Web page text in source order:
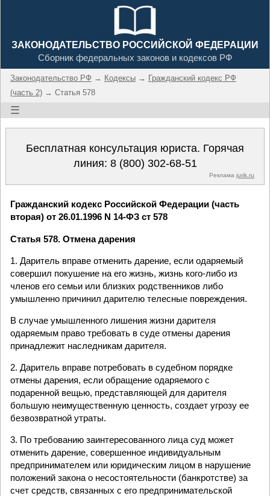
ЗАКОНОДАТЕЛЬСТВО РОССИЙСКОЙ ФЕДЕРАЦИИ
Сборник федеральных законов и кодексов РФ
Законодательство РФ → Кодексы → Гражданский кодекс РФ
(часть 2) → Статья 578
☰
Бесплатная консультация юриста. Горячая
линия: 8 (800) 302-68-51
Реклама jurik.ru
Гражданский кодекс Российской Федерации (часть
вторая) от 26.01.1996 N 14-ФЗ ст 578
Статья 578. Отмена дарения
1. Даритель вправе отменить дарение, если одаряемый
совершил покушение на его жизнь, жизнь кого-либо из
членов его семьи или близких родственников либо
умышленно причинил дарителю телесные повреждения.
В случае умышленного лишения жизни дарителя
одаряемым право требовать в суде отмены дарения
принадлежит наследникам дарителя.
2. Даритель вправе потребовать в судебном порядке
отмены дарения, если обращение одаряемого с
подаренной вещью, представляющей для дарителя
большую неимущественную ценность, создает угрозу ее
безвозвратной утраты.
3. По требованию заинтересованного лица суд может
отменить дарение, совершенное индивидуальным
предпринимателем или юридическим лицом в нарушение
положений закона о несостоятельности (банкротстве) за
счет средств, связанных с его предпринимательской